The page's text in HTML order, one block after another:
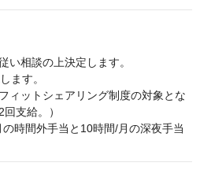
い相談の上決定します。
ます。
ィットシェアリング制度の対象とな
支給。）
時間外手当と10時間/月の深夜手当